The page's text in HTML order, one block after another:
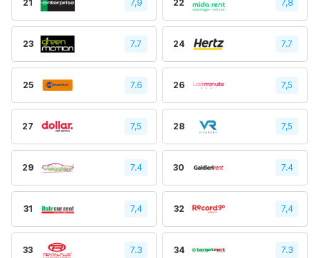
21 7,9 22 7,8
23 7.7 24 7.7
25 7.6 26 7,5
27 7,5 28 7,5
29 7.4 30 7.4
31 7,4 32 7,4
33 7.3 34 7.3